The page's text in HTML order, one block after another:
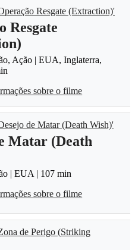
Resgate
Ação | EUA, Inglaterra,
sobre o filme
Matar (Death
| EUA | 107 min
sobre o filme